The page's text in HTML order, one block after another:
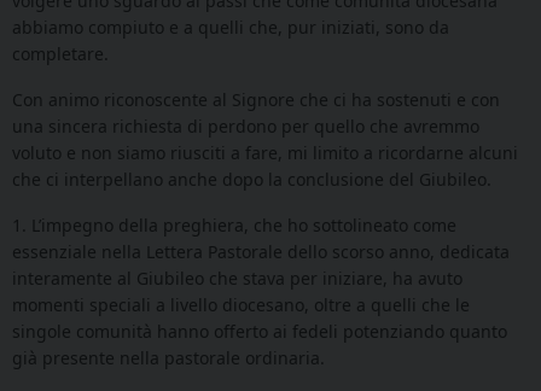
abbiamo compiuto e a quelli che, pur iniziati, sono da
completare.
Con animo riconoscente al Signore che ci ha sostenuti e con
una sincera richiesta di perdono per quello che avremmo
voluto e non siamo riusciti a fare, mi limito a ricordarne alcuni
che ci interpellano anche dopo la conclusione del Giubileo.
1. L’impegno della preghiera, che ho sottolineato come
essenziale nella Lettera Pastorale dello scorso anno, dedicata
interamente al Giubileo che stava per iniziare, ha avuto
momenti speciali a livello diocesano, oltre a quelli che le
singole comunità hanno offerto ai fedeli potenziando quanto
già presente nella pastorale ordinaria.